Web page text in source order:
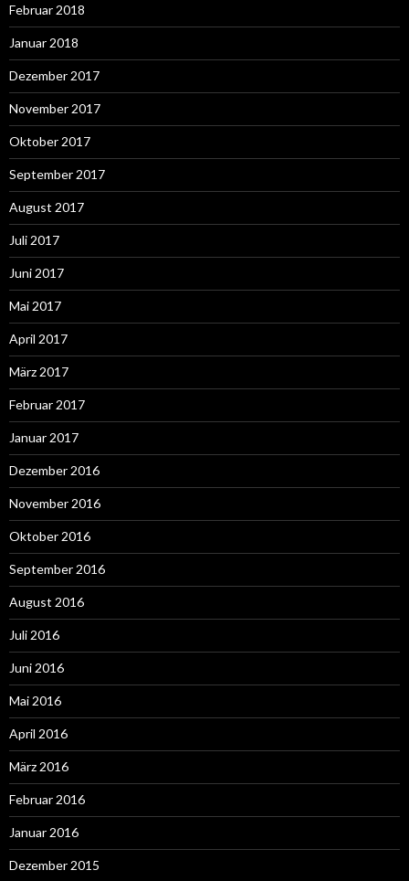
Februar 2018
Januar 2018
Dezember 2017
November 2017
Oktober 2017
September 2017
August 2017
Juli 2017
Juni 2017
Mai 2017
April 2017
März 2017
Februar 2017
Januar 2017
Dezember 2016
November 2016
Oktober 2016
September 2016
August 2016
Juli 2016
Juni 2016
Mai 2016
April 2016
März 2016
Februar 2016
Januar 2016
Dezember 2015